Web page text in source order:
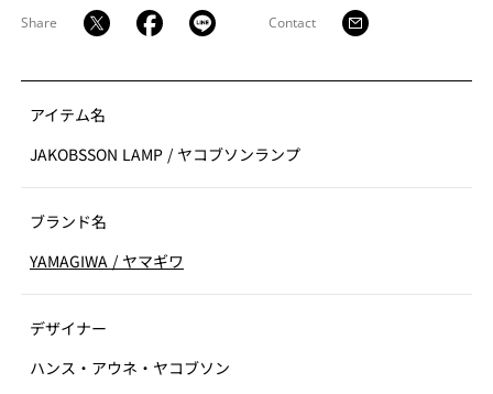
Share Contact
アイテム名
JAKOBSSON LAMP / ヤコブソンランプ
ブランド名
YAMAGIWA / ヤマギワ
デザイナー
ハンス・アウネ・ヤコブソン